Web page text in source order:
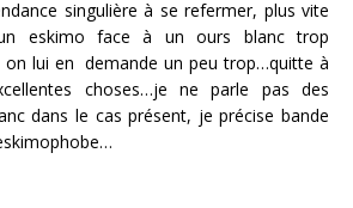
singulière à se refermer, plus vite
eskimo face à un ours blanc trop
on lui en demande un peu trop…quitte à
choses…je ne parle pas des
dans le cas présent, je précise bande